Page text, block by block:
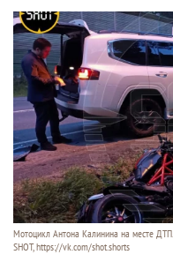
Мотоцикл Антона Калинина на месте ДТП.
SHOT, https://vk.com/shot.shorts